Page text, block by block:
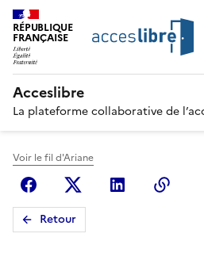
RÉPUBLIQUE
FRANÇAISE
Acceslibre
La plateforme collaborative de
Voir le fil d'Ariane
FacebookX (anciennement
Linkedin
Retour